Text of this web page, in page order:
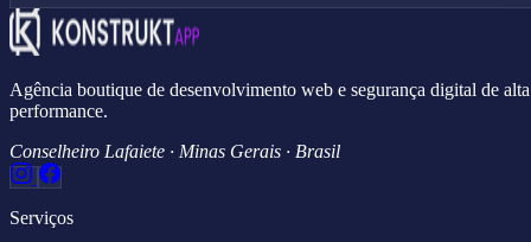
Agência boutique de desenvolvimento web e segurança digital de alta
performance.
Conselheiro Lafaiete · Minas Gerais · Brasil
Serviços